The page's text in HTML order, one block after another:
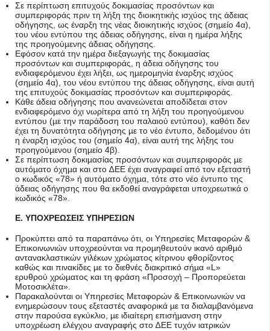
Σε περίπτωση επιτυχούς δοκιµασίας προσόντων και
συµπεριφοράς πριν τη λήξη της διοικητικής ισχύος της άδειας
οδήγησης, ως έναρξη της νέας διοικητικής ισχύος (σηµείο 4α),
του νέου εντύπου της άδειας οδήγησης, είναι η ηµέρα λήξης
της προηγούµενης άδειας οδήγησης.
Εφόσον κατά την ηµέρα διεξαγωγής της δοκιµασίας
προσόντων και συµπεριφοράς, η άδεια οδήγησης του
ενδιαφερόµενου έχει λήξει, ως ηµεροµηνία έναρξης ισχύος
(σηµείο 4α), του νέου εντύπου της άδειας οδήγησης, είναι αυτή
της επιτυχούς δοκιµασίας προσόντων και συµπεριφοράς.
Κάθε άδεια οδήγησης που ανανεώνεται αποδίδεται στον
ενδιαφερόµενο όχι νωρίτερα από τη λήξη του προηγούµενου
εντύπου (µε την παράδοση του παλαιού εντύπου), καθότι δεν
έχει τη δυνατότητα οδήγησης µε το νέο έντυπο, δεδοµένου ότι
η έναρξη ισχύος του (σηµείο 4α), είναι αυτή της λήξης του
προηγούµενου (σηµείο 4β).
Σε περίπτωση δοκιµασίας προσόντων και συµπεριφοράς µε
αυτόµατο όχηµα και στο ∆ΕΕ έχει αναγραφεί από τον εξεταστή
ο κωδικός «78» ή αυτόµατο όχηµα, τότε στο νέο έντυπο της
άδειας οδήγησης που θα εκδοθεί αναγράφεται υποχρεωτικά ο
κωδικός «78».
Ε. ΥΠΟΧΡΕΩΣΕΙΣ ΥΠΗΡΕΣΙΩΝ
Προκύπτει από τα παραπάνω ότι, οι Υπηρεσίες Μεταφορών &
Επικοινωνιών υποχρεούνται να προµηθευτούν ικανό αριθµό
αντανακλαστικών γιλέκων χρώµατος κίτρινου φθορίζοντος
καθώς και πινακίδες µε το διεθνές διακριτικό σήµα «L»
ερυθρού χρώµατος και τη φράση «Προσοχή – Προπορεύεται
Μοτοσικλέτα».
Παρακαλούνται οι Υπηρεσίες Μεταφορών & Επικοινωνιών να
ενηµερώσουν τους εξεταστές αναφορικά µε τα διαλαµβανόµενα
στην παρούσα εγκύκλιο, µε ιδιαίτερη επισήµανση στην
υποχρέωση ελέγχου αναγραφής στο ∆ΕΕ τυχόν ιατρικών